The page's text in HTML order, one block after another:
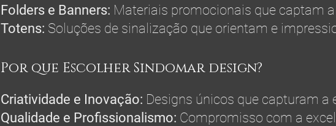
Folders e Banners: Materiais promocionais que captam
Totens: Soluções de sinalização que orientam e
Por que Escolher Sindomar design?
Criatividade e Inovação: Designs únicos que capturam a
Qualidade e Profissionalismo: Compromisso com a